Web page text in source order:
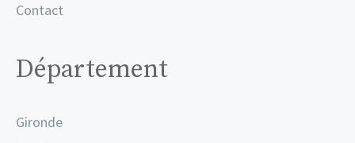
Contact
Département
Gironde